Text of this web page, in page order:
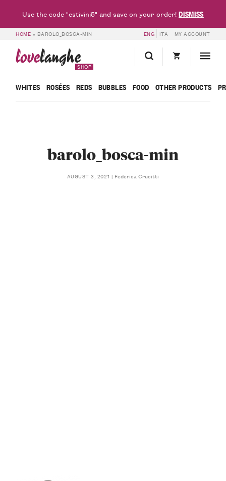
HOME » BAROLO_BOSCA-MIN ENG ITA MY ACCOUNT
lovelanghe
SHOP
WHITES ROSÉES REDS BUBBLES FOOD OTHER PRODUCTS
barolo_bosca-min
AUGUST 3, 2021 Federica Crucitti
Use the code "estivini5" and save on your order!DISMISS